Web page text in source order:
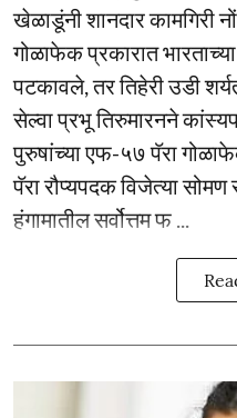
खेळाडूंनी शानदार कामगिरी
गोळाफेक प्रकारात
पटकावले, तर तिहेरी उडी
सेल्वा प्रभू तिरुमारनने
पुरुषांच्या एफ-५७ पॅरा
पॅरा रौप्यपदक विजेत्या
हंगामातील सर्वोत्तम फ ...